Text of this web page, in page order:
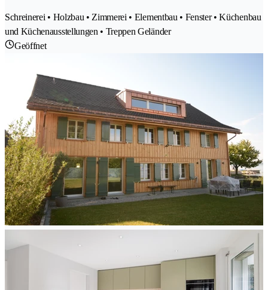
Schreinerei • Holzbau • Zimmerei • Elementbau • Fenster • Küchenbau
und Küchenausstellungen • Treppen Geländer
Geöffnet